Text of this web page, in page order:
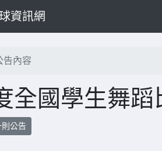
資訊網
告內容
全國學生舞
則公告